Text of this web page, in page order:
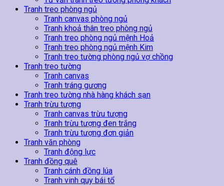
Tranh treo phòng ngủ
Tranh canvas phòng ngủ
Tranh khoả thân treo phòng ngủ
Tranh treo phòng ngủ mệnh Hoả
Tranh treo phòng ngủ mệnh Kim
Tranh treo tường phòng ngủ vợ chồng
Tranh treo tường
Tranh canvas
Tranh tráng gương
Tranh treo tường nhà hàng khách sạn
Tranh trừu tượng
Tranh canvas trừu tượng
Tranh trừu tượng đen trắng
Tranh trừu tượng đơn giản
Tranh văn phòng
Tranh động lực
Tranh đồng quê
Tranh cánh đồng lúa
Tranh vinh quy bái tổ